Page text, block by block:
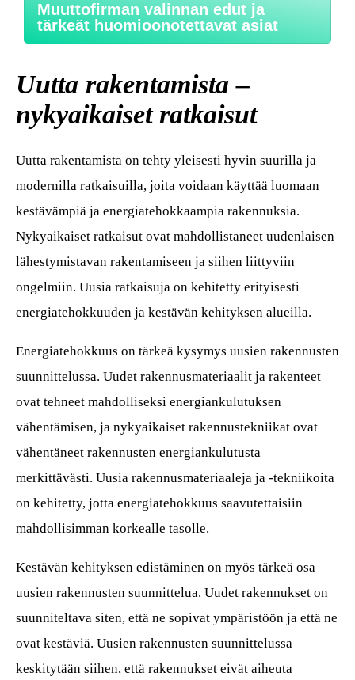
Muuttofirman valinnan edut ja
tärkeät huomioonotettavat asiat
Uutta rakentamista –
nykyaikaiset ratkaisut
Uutta rakentamista on tehty yleisesti hyvin suurilla ja
modernilla ratkaisuilla, joita voidaan käyttää luomaan
kestävämpiä ja energiatehokkaampia rakennuksia.
Nykyaikaiset ratkaisut ovat mahdollistaneet uudenlaisen
lähestymistavan rakentamiseen ja siihen liittyviin
ongelmiin. Uusia ratkaisuja on kehitetty erityisesti
energiatehokkuuden ja kestävän kehityksen alueilla.
Energiatehokkuus on tärkeä kysymys uusien rakennusten
suunnittelussa. Uudet rakennusmateriaalit ja rakenteet
ovat tehneet mahdolliseksi energiankulutuksen
vähentämisen, ja nykyaikaiset rakennustekniikat ovat
vähentäneet rakennusten energiankulutusta
merkittävästi. Uusia rakennusmateriaaleja ja -tekniikoita
on kehitetty, jotta energiatehokkuus saavutettaisiin
mahdollisimman korkealle tasolle.
Kestävän kehityksen edistäminen on myös tärkeä osa
uusien rakennusten suunnittelua. Uudet rakennukset on
suunniteltava siten, että ne sopivat ympäristöön ja että ne
ovat kestäviä. Uusien rakennusten suunnittelussa
keskitytään siihen, että rakennukset eivät aiheuta